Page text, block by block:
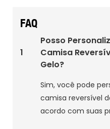
FAQ
1
Posso
Camisa
Gelo?
Sim, você pode
camisa reversível
acordo com suas